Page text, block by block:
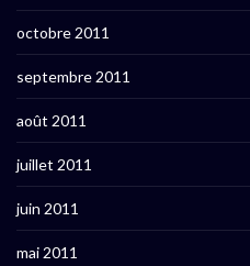
octobre 2011
septembre 2011
août 2011
juillet 2011
juin 2011
mai 2011